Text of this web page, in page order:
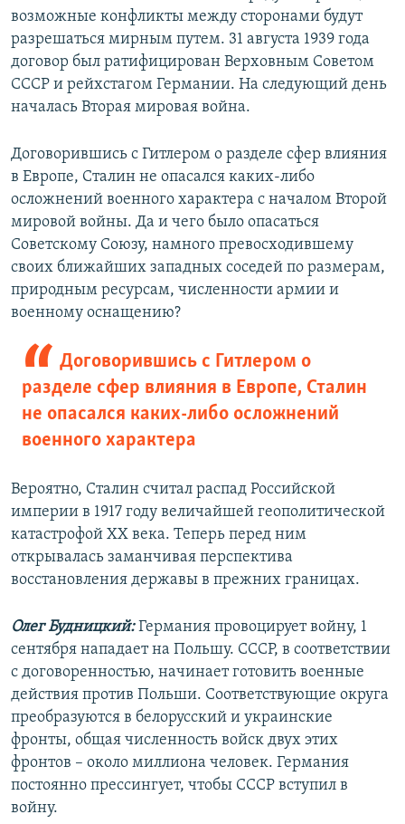
возможные конфликты между сторонами будут
разрешаться мирным путем. 31 августа 1939 года
договор был ратифицирован Верховным Советом
СССР и рейхстагом Германии. На следующий день
началась Вторая мировая война.
Договорившись с Гитлером о разделе сфер влияния
в Европе, Сталин не опасался каких-либо
осложнений военного характера с началом Второй
мировой войны. Да и чего было опасаться
Советскому Союзу, намного превосходившему
своих ближайших западных соседей по размерам,
природным ресурсам, численности армии и
военному оснащению?
Договорившись с Гитлером о
разделе сфер влияния в Европе, Сталин
не опасался каких-либо осложнений
военного характера
Вероятно, Сталин считал распад Российской
империи в 1917 году величайшей геополитической
катастрофой ХХ века. Теперь перед ним
открывалась заманчивая перспектива
восстановления державы в прежних границах.
Олег Будницкий:Германия провоцирует войну, 1
сентября нападает на Польшу. СССР, в соответствии
с договоренностью, начинает готовить военные
действия против Польши. Соответствующие округа
преобразуются в белорусский и украинские
фронты, общая численность войск двух этих
фронтов – около миллиона человек. Германия
постоянно прессингует, чтобы СССР вступил в
войну.